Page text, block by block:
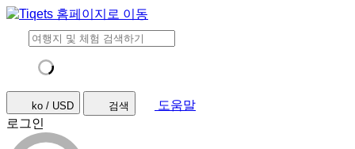
ko / USD 검색
도움말
로그인